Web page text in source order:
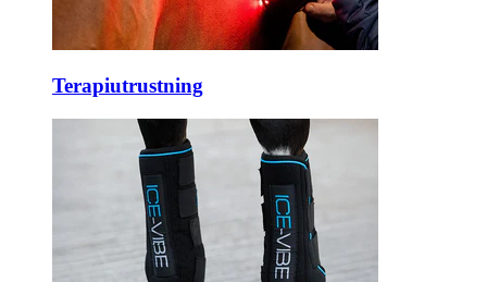
Terapiutrustning